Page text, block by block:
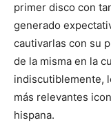
primer disco con
generado
cautivarlas con su
de la misma en la
indiscutiblemente,
más relevantes
hispana.